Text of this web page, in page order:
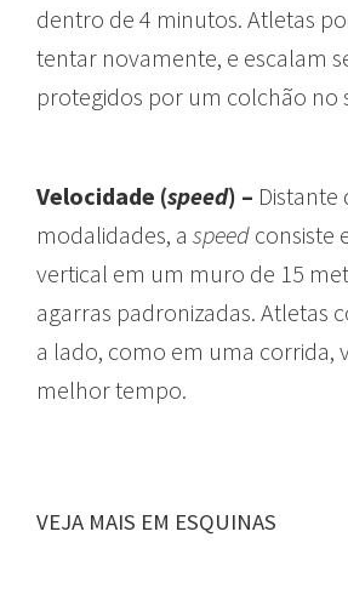
dentro de 4 minutos. Atletas
tentar novamente, e escalam
protegidos por um colchão no
Velocidade (speed) – Distante
modalidades, a speed consiste
vertical em um muro de 15
agarras padronizadas. Atletas
a lado, como em uma corrida,
melhor tempo.
VEJA MAIS EM ESQUINAS